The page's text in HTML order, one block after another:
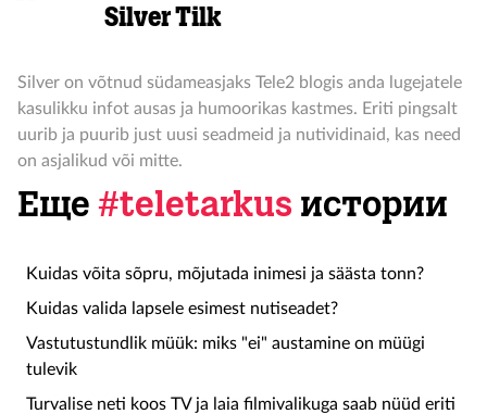
Silver Tilk
Silver on võtnud südameasjaks Tele2 blogis anda lugejatele
kasulikku infot ausas ja humoorikas kastmes. Eriti pingsalt
uurib ja puurib just uusi seadmeid ja nutividinaid, kas need
on asjalikud või mitte.
Еще #teletarkus истории
Kuidas võita sõpru, mõjutada inimesi ja säästa tonn?
Kuidas valida lapsele esimest nutiseadet?
Vastutustundlik müük: miks "ei" austamine on müügi
tulevik
Turvalise neti koos TV ja laia filmivalikuga saab nüüd eriti